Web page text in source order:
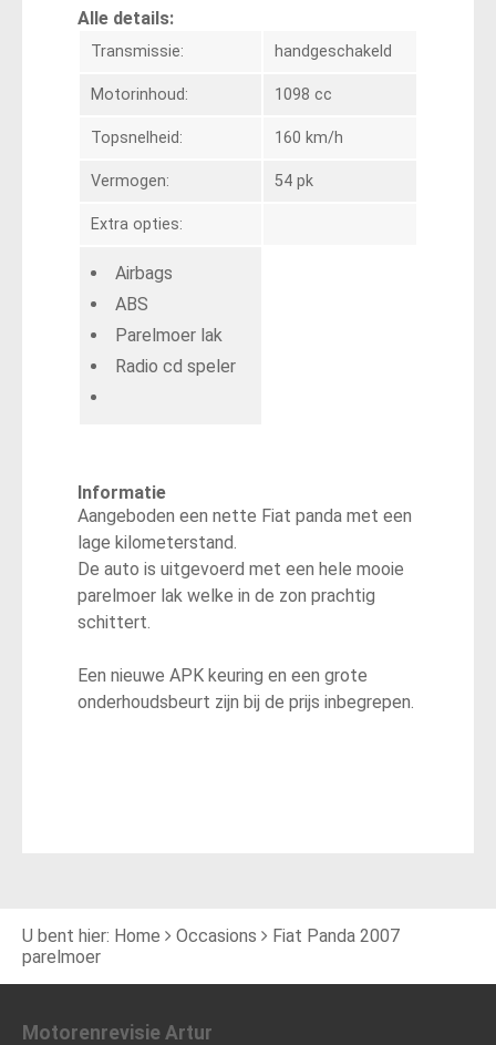
Alle details:
Transmissie: handgeschakeld
Motorinhoud: 1098 cc
Topsnelheid: 160 km/h
Vermogen: 54 pk
Extra opties:
Airbags
ABS
Parelmoer lak
Radio cd speler
Informatie
Aangeboden een nette Fiat panda met een
lage kilometerstand.
De auto is uitgevoerd met een hele mooie
parelmoer lak welke in de zon prachtig
schittert.
Een nieuwe APK keuring en een grote
onderhoudsbeurt zijn bij de prijs inbegrepen.
U bent hier: Home Occasions
Fiat Panda 2007
parelmoer
Motorenrevisie Artur